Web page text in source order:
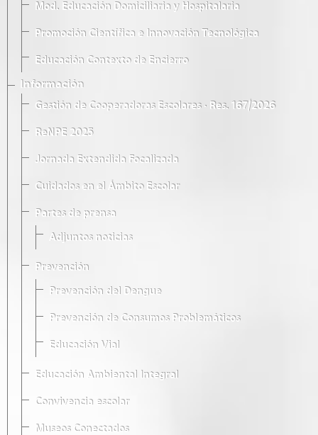
Mod. Educación Domiciliaria y Hospitalaria
Promoción Científica e Innovación Tecnológica
Educación Contexto de Encierro
Información
Gestión de Cooperadoras Escolares · Res. 167/2026
ReNPE 2025
Jornada Extendida Focalizada
Cuidados en el Ámbito Escolar
Partes de prensa
Adjuntos noticias
Prevención
Prevención del Dengue
Prevención de Consumos Problemáticos
Educación Vial
Educación Ambiental Integral
Convivencia escolar
Museos Conectados